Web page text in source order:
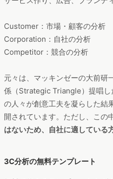
Customer：市場・顧客の分析
Corporation：自社の分析
Competitor：競合の分析
元々は、マッキンゼーの大前研
係（Strategic Triangle）提唱し
の人々が創意工夫を凝らした結
開されています。ただし、この
はないため、自社に適している
3C分析の無料テンプレート